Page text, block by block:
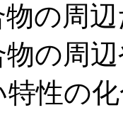
の周
の周
性の